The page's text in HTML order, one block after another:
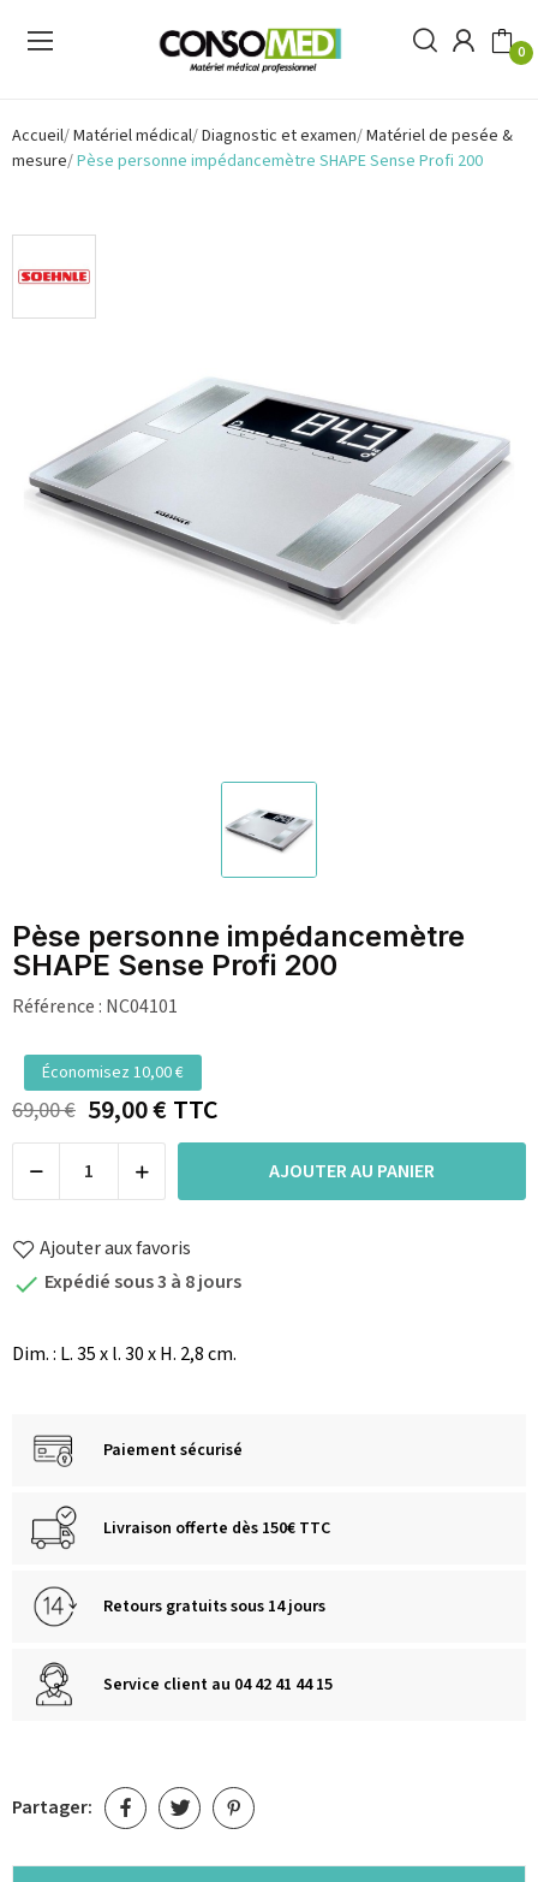
0
Accueil Matériel médical Diagnostic et examen Matériel de pesée &
mesure Pèse personne impédancemètre SHAPE Sense Profi 200
Pèse personne impédancemètre
SHAPE Sense Profi 200
Référence : NC04101
Économisez 10,00 €
69,00 € 59,00 €TTC
AJOUTER AU PANIER
Ajouter aux favoris
 Expédié sous 3 à 8 jours
Dim. : L. 35 x l. 30 x H. 2,8 cm.
Paiement sécurisé
Livraison offerte dès 150€ TTC
Retours gratuits sous 14 jours
Service client au 04 42 41 44 15
Partager: